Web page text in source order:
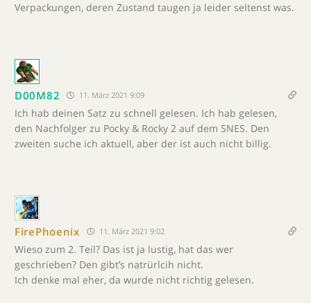
Verpackungen, deren Zustand taugen ja leider seltenst was.
D00M82 11. März 2021 9:09
Ich hab deinen Satz zu schnell gelesen. Ich hab gelesen,
den Nachfolger zu Pocky & Rocky 2 auf dem SNES. Den
zweiten suche ich aktuell, aber der ist auch nicht billig.
FirePhoenix 11. März 2021 9:02
Wieso zum 2. Teil? Das ist ja lustig, hat das wer
geschrieben? Den gibt’s natrürlcih nicht.
Ich denke mal eher, da wurde nicht richtig gelesen.